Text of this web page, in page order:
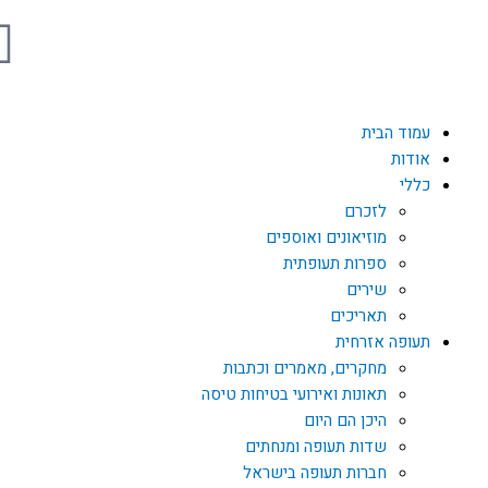
עמוד הבית
אודות
כללי
לזכרם
מוזיאונים ואוספים
ספרות תעופתית
שירים
תאריכים
תעופה אזרחית
מחקרים, מאמרים וכתבות
תאונות ואירועי בטיחות טיסה
היכן הם היום
שדות תעופה ומנחתים
חברות תעופה בישראל